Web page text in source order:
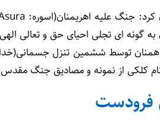
گونه ای تجلی احیای حق و تعالی
توسط ششمین تنزل
کلکی از نمونه و مصادیق جنگ
فرودست